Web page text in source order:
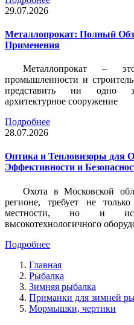
29.07.2026
Металлопрокат: Полный
Применения
Металлопрокат –
промышленности и
представить ни одно
архитектурное сооружение
Подробнее
28.07.2026
Оптика и Тепловизоры для
Эффективности и
Охота в Московской
регионе, требует не
местности, но и
высокотехнологичного
Подробнее
Главная
Рыбалка
Зимняя рыбалка
Приманки для зимней
Мормышки, чертики